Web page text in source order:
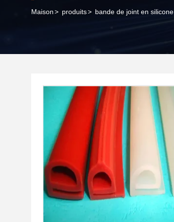
Maison> produits> bande de joint en silicone